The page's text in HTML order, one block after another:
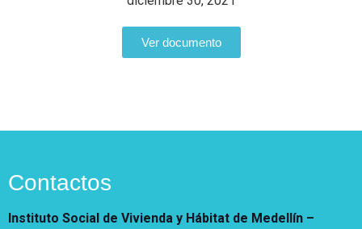
Vivienda Nueva
Vivienda un proyecto
Reconocimiento de
Acompañamiento Social
OPV-JVC
Rendición de cuentas
Encuesta de Percepción
Contraste
Ver documento
Contactos
Instituto Social de Vivienda y Hábitat de Medellín –